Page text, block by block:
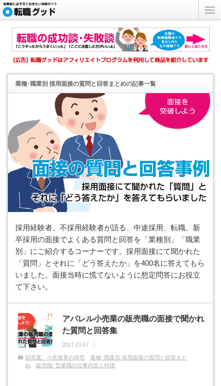
業種･職業別 採用面接の質問と回答まとめの記事一覧
採用経験者、不採用経験者が語る、中途採用、転職、新
卒採用の面接でよくある質問と回答を「業種別」「職業
別」にご紹介するコーナーです。採用面接にて聞かれた
「質問」とそれに「どう答えたか」を400名に答えてもら
いました。面接当時に慌てないように想定問答にお役立
て下さい。
アパレル小売業の販売職の面接で聞かれ
た質問と回答集
2017.03.07
卸売業、小売業界の研究
業種･職業別 採用面接の質問と回答まと
め
販売職･営業職の仕事内容と特徴